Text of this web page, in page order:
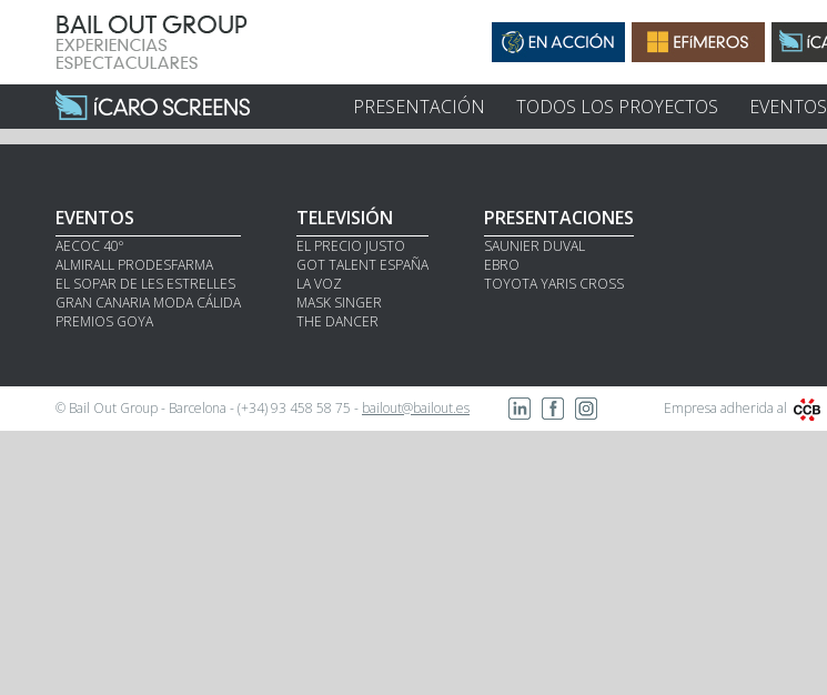
PRESENTACIÓN TODOS LOS PROYECTOS EVENTOS
EVENTOS
AECOC 40º
ALMIRALL PRODESFARMA
EL SOPAR DE LES ESTRELLES
GRAN CANARIA MODA CÁLIDA
PREMIOS GOYA
TELEVISIÓN
EL PRECIO JUSTO
GOT TALENT ESPAÑA
LA VOZ
MASK SINGER
THE DANCER
PRESENTACIONES
SAUNIER DUVAL
EBRO
TOYOTA YARIS CROSS
© Bail Out Group - Barcelona - (+34) 93 458 58 75 - bailout@bailout.es Empresa adherida al